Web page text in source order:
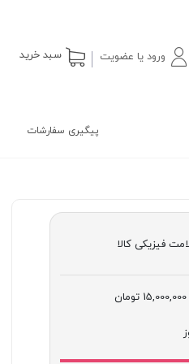
ورود یا عضویت سبد خرید
پیگیری سفارشات
فیزیکی کالا
15,000,000 تومان